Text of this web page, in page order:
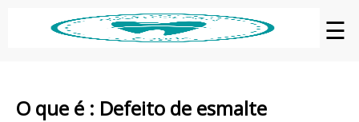
☰
O que é : Defeito de esmalte